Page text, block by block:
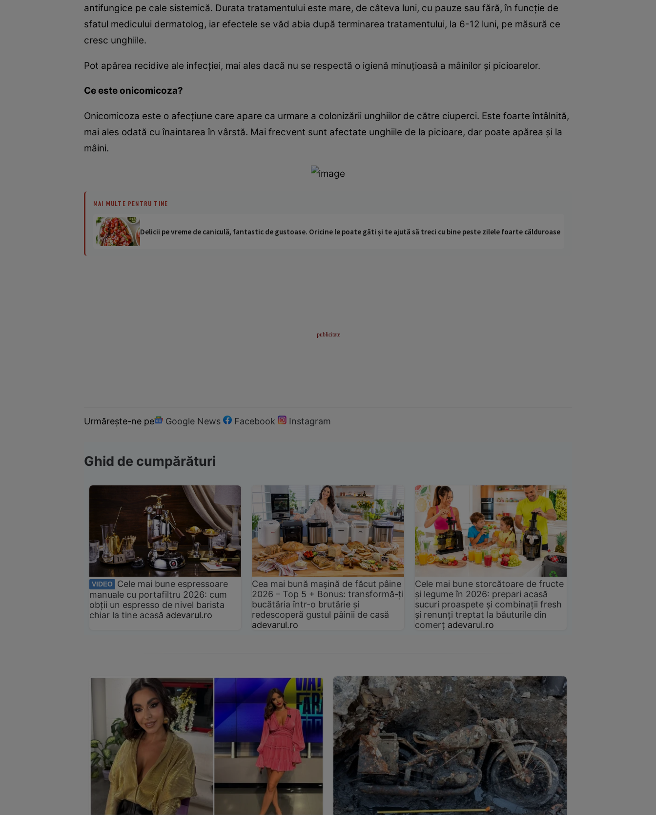
antifungice pe cale sistemică. Durata tratamentului este mare, de câteva luni, cu pauze sau fără, în funcţie de
sfatul medicului dermatolog, iar efectele se văd abia după terminarea tratamentului, la 6-12 luni, pe măsură ce
cresc unghiile.
Pot apărea recidive ale infecţiei, mai ales dacă nu se respectă o igienă minuţioasă a mâinilor şi picioarelor.
Ce este onicomicoza?
Onicomicoza este o afecţiune care apare ca urmare a colonizării unghiilor de către ciuperci. Este foarte întâlnită,
mai ales odată cu înaintarea în vârstă. Mai frecvent sunt afectate unghiile de la picioare, dar poate apărea şi la
mâini.
MAI MULTE PENTRU TINE
Delicii pe vreme de caniculă, fantastic de gustoase. Oricine le poate găti și te ajută să treci cu bine peste zilele foarte călduroase
Urmărește-ne pe Google News Facebook Instagram
Ghid de cumpărături
VIDEO
Cele mai bune espressoare
manuale cu portafiltru 2026: cum
obții un espresso de nivel barista
chiar la tine acasă adevarul.ro
Cea mai bună mașină de făcut pâine
2026 – Top 5 + Bonus: transformă-ți
bucătăria într-o brutărie și
redescoperă gustul pâinii de casă
adevarul.ro
Cele mai bune storcătoare de fructe
și legume în 2026: prepari acasă
sucuri proaspete și combinații fresh
și renunți treptat la băuturile din
comerț adevarul.ro